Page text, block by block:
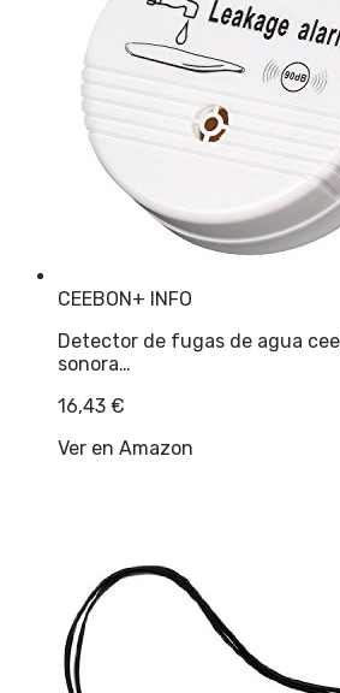
CEEBON+ INFO
Detector de fugas de agua
sonora…
16,43 €
Ver en Amazon